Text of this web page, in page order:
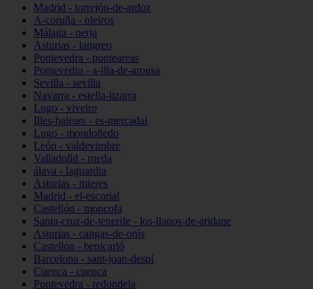
Madrid - torrejón-de-ardoz
A-coruña - oleiros
Málaga - nerja
Asturias - langreo
Pontevedra - ponteareas
Pontevedra - a-illa-de-arousa
Sevilla - sevilla
Navarra - estella-lizarra
Lugo - viveiro
Illes-balears - es-mercadal
Lugo - mondoñedo
León - valdevimbre
Valladolid - rueda
álava - laguardia
Asturias - mieres
Madrid - el-escorial
Castellón - moncofa
Santa-cruz-de-tenerife - los-llanos-de-aridane
Asturias - cangas-de-onís
Castellón - benicarló
Barcelona - sant-joan-despí
Cuenca - cuenca
Pontevedra - redondela